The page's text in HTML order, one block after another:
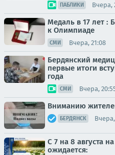
ПАБЛИКИ Вчера,
Медаль в 17 лет :
к Олимпиаде
СМИ Вчера, 21:08
Бердянский
первые итоги
года
СМИ Вчера,
Вниманию
БЕРДЯНСК
С 7 на 8 августа
ожидается: